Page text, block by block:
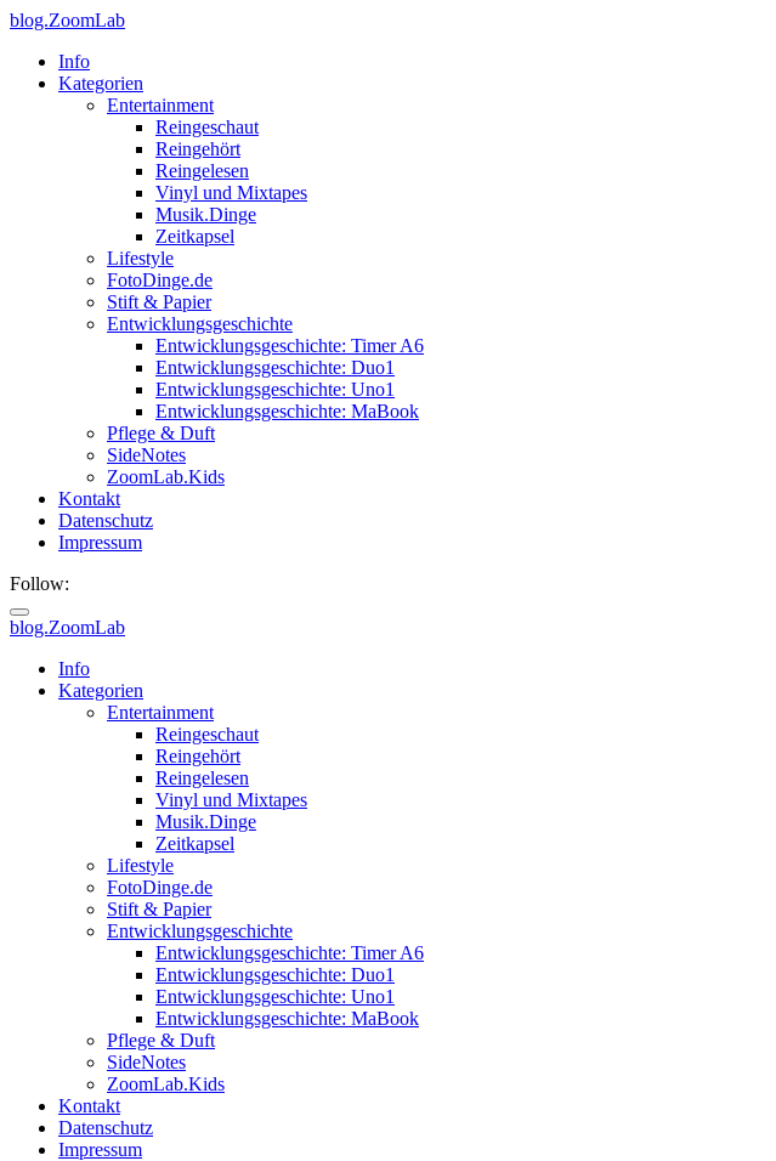
blog.ZoomLab
Info
Kategorien
Entertainment
Reingeschaut
Reingehört
Reingelesen
Vinyl und Mixtapes
Musik.Dinge
Zeitkapsel
Lifestyle
FotoDinge.de
Stift & Papier
Entwicklungsgeschichte
Entwicklungsgeschichte: Timer A6
Entwicklungsgeschichte: Duo1
Entwicklungsgeschichte: Uno1
Entwicklungsgeschichte: MaBook
Pflege & Duft
SideNotes
ZoomLab.Kids
Kontakt
Datenschutz
Impressum
Follow:
blog.ZoomLab
ZoomLab
Info
Kategorien
Entertainment
Reingeschaut
Reingehört
Reingelesen
Vinyl und Mixtapes
Musik.Dinge
Zeitkapsel
Lifestyle
FotoDinge.de
Stift & Papier
Entwicklungsgeschichte
Entwicklungsgeschichte: Timer A6
Entwicklungsgeschichte: Duo1
Entwicklungsgeschichte: Uno1
Entwicklungsgeschichte: MaBook
Pflege & Duft
SideNotes
ZoomLab.Kids
Kontakt
Datenschutz
Impressum